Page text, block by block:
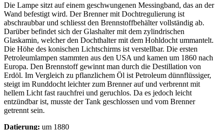
Die Lampe sitzt auf einem geschwungenen Messingband, das an der
Wand befestigt wird. Der Brenner mit Dochtregulierung ist
abschraubbar und schliesst den Brennstoffbehälter vollständig ab.
Darüber befindet sich der Glashalter mit dem zylindrischen
Glaskamin, welcher den Dochthalter mit dem Hohldocht ummantelt.
Die Höhe des konischen Lichtschirms ist verstellbar. Die ersten
Petroleumlampen stammten aus den USA und kamen um 1860 nach
Europa. Den Brennstoff gewinnt man durch die Destillation von
Erdöl. Im Vergleich zu pflanzlichem Öl ist Petroleum dünnflüssiger,
steigt im Runddocht leichter zum Brenner auf und verbrennt mit
hellem Licht fast rauchfrei und geruchlos. Da es jedoch leicht
entzündbar ist, musste der Tank geschlossen und vom Brenner
getrennt sein.
Datierung: um 1880